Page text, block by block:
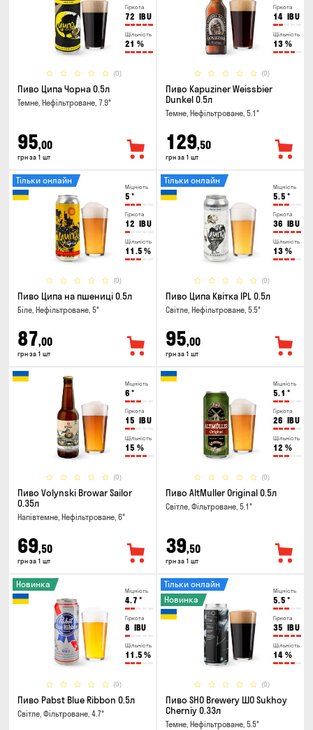
Гіркота
72 IBU
Щільність
21 %
(0)
Пиво Ципа Чорна 0.5л
Темне, Нефільтроване, 7.9°
95,00
грн за 1 шт
Гіркота
14 IBU
Щільність
13 %
(0)
Пиво Kapuziner Weissbier
Dunkel 0.5л
Темне, Нефільтроване, 5.1°
129,50
грн за 1 шт
Міцність
5 °
Гіркота
12 IBU
Щільність
11.5 %
(0)
Тільки онлайн
Пиво Ципа на пшениці 0.5л
Біле, Нефільтроване, 5°
87,00
грн за 1 шт
Міцність
5.5 °
Гіркота
36 IBU
Щільність
13 %
(0)
Тільки онлайн
Пиво Ципа Квітка IPL 0.5л
Світле, Нефільтроване, 5.5°
95,00
грн за 1 шт
Міцність
6 °
Гіркота
15 IBU
Щільність
15 %
(0)
Пиво Volynski Browar Sailor
0.35л
Напівтемне, Нефільтроване, 6°
69,50
грн за 1 шт
Міцність
5.1 °
Гіркота
26 IBU
Щільність
12 %
(0)
Пиво AltMuller Original 0.5л
Світле, Фільтроване, 5.1°
39,50
грн за 1 шт
Міцність
4.7 °
Гіркота
8 IBU
Щільність
11.5 %
(0)
Новинка
Пиво Pabst Blue Ribbon 0.5л
Світле, Фільтроване, 4.7°
Міцність
5.5 °
Гіркота
35 IBU
Щільність
14 %
(0)
Тільки онлайн
Новинка
Пиво SHO Brewery ШО Sukhoy
Cherniy 0.33л
Темне, Нефільтроване, 5.5°